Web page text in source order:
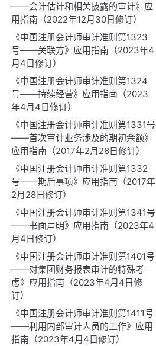
——会计估计和相关披露的审计》应
用指南（2022年12月30日修订）
《中国注册会计师审计准则第1323
号——关联方》应用指南（2023年4
月4日修订）
《中国注册会计师审计准则第1324
号——持续经营》应用指南（2023
年4月4日修订）
《中国注册会计师审计准则第1331号
——首次审计业务涉及的期初余额》
应用指南（2017年2月28日修订）
《中国注册会计师审计准则第1332
号——期后事项》应用指南（2017年
2月28日修订）
《中国注册会计师审计准则第1341号
——书面声明》应用指南（2023年4
月4日修订）
《中国注册会计师审计准则第1401号
——对集团财务报表审计的特殊考
虑》应用指南（2023年4月4日修
订）
《中国注册会计师审计准则第1411号
——利用内部审计人员的工作》应用
指南（2023年4月4日修订）